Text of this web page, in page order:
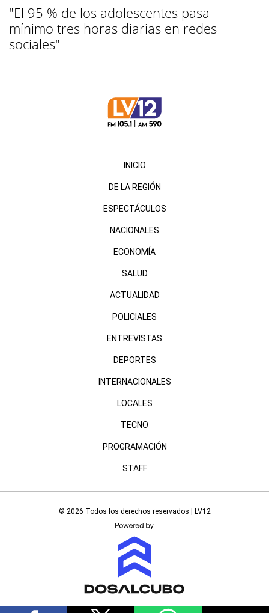
"El 95 % de los adolescentes pasa
mínimo tres horas diarias en redes
sociales"
INICIO
DE LA REGIÓN
ESPECTÁCULOS
NACIONALES
ECONOMÍA
SALUD
ACTUALIDAD
POLICIALES
ENTREVISTAS
DEPORTES
INTERNACIONALES
LOCALES
TECNO
PROGRAMACIÓN
STAFF
© 2026 Todos los derechos reservados | LV12